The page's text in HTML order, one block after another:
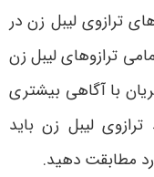
ترازوی لیبل زن در
ترازوهای لیبل زن
با آگاهی بیشتری
لیبل زن باید
مطابقت دهید.